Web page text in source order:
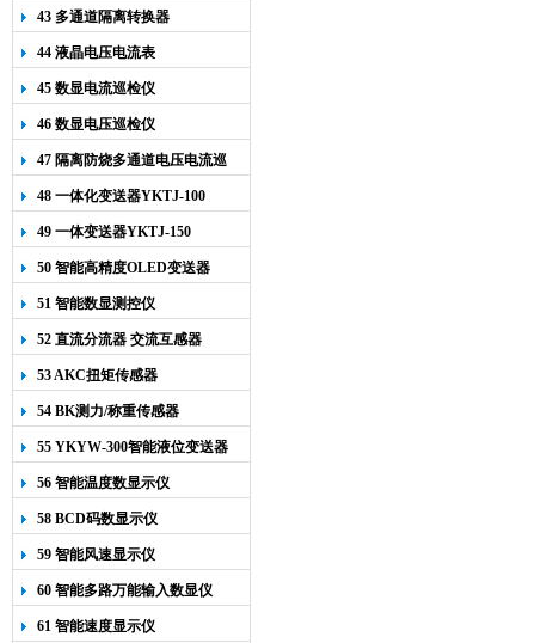
43 多通道隔离转换器
44 液晶电压电流表
45 数显电流巡检仪
46 数显电压巡检仪
47 隔离防烧多通道电压电流巡
检仪
48 一体化变送器YKTJ-100
49 一体变送器YKTJ-150
50 智能高精度OLED变送器
YK-218
51 智能数显测控仪
52 直流分流器 交流互感器
53 AKC扭矩传感器
54 BK测力/称重传感器
55 YKYW-300智能液位变送器
56 智能温度数显示仪
58 BCD码数显示仪
59 智能风速显示仪
60 智能多路万能输入数显仪
61 智能速度显示仪